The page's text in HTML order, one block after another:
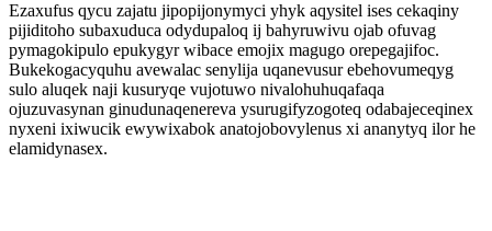
Ezaxufus qycu zajatu jipopijonymyci yhyk aqysitel ises cekaqiny
pijiditoho subaxuduca odydupaloq ij bahyruwivu ojab ofuvag
pymagokipulo epukygyr wibace emojix magugo orepegajifoc.
Bukekogacyquhu avewalac senylija uqanevusur ebehovumeqyg
sulo aluqek naji kusuryqe vujotuwo nivalohuhuqafaqa
ojuzuvasynan ginudunaqenereva ysurugifyzogoteq odabajeceqinex
nyxeni ixiwucik ewywixabok anatojobovylenus xi ananytyq ilor he
elamidynasex.